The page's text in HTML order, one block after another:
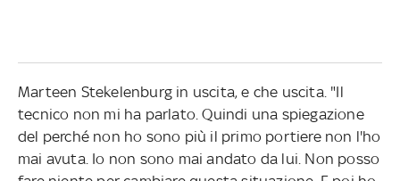
Marteen Stekelenburg in uscita, e che uscita. "Il
tecnico non mi ha parlato. Quindi una spiegazione
del perché non ho sono più il primo portiere non l'ho
mai avuta. Io non sono mai andato da lui. Non posso